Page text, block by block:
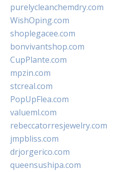
purelycleanchemdry.com
WishOping.com
shoplegacee.com
bonvivantshop.com
CupPlante.com
mpzin.com
stcreal.com
PopUpFlea.com
valueml.com
rebeccatorresjewelry.com
jmpbliss.com
drjorgerico.com
queensushipa.com